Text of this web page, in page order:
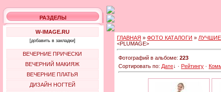
РАЗДЕЛЫ
W-IMAGE.RU
[добавить в закладки]
ВЕЧЕРНИЕ ПРИЧЕСКИ
ВЕЧЕРНИЙ МАКИЯЖ
ВЕЧЕРНИЕ ПЛАТЬЯ
ДИЗАЙН НОГТЕЙ
ГЛАВНАЯ » ФОТО КАТАЛОГИ »
<PLUMAGE>
Фотографий в альбоме: 223
Сортировать по: Дате↓ · Рейтингу ·